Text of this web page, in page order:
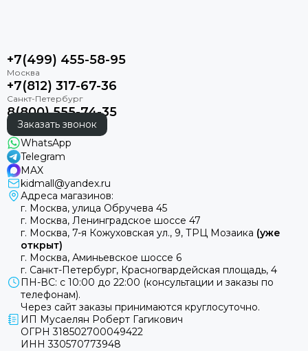
+7(499) 455-58-95
+7(812) 317-67-36
8(800) 555-74-35
Заказать звонок
WhatsApp
Telegram
MAX
kidmall@yandex.ru
Адреса магазинов:
г. Москва, улица Обручева 45
г. Москва, Ленинградское шоссе 47
г. Москва, 7-я Кожуховская ул., 9, ТРЦ Мозаика (уже
открыт)
г. Москва, Аминьевское шоссе 6
г. Санкт-Петербург, Красногвардейская площадь, 4
ПН-ВС: с 10:00 до 22:00 (консультации и заказы по
телефонам).
Через сайт заказы принимаются круглосуточно.
ИП Мусаелян Роберт Гагикович
ОГРН 318502700049422
ИНН 330570773948